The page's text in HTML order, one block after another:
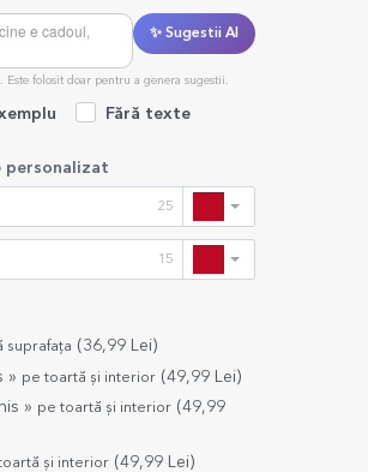
✨ Sugestii AI
Este folosit doar pentru a genera sugestii.
Fără texte
personalizat
25
15
suprafața ( 36,99Lei)
» pe toartă și interior(49,99Lei)
» pe toartă și interior(49,99
și interior(49,99Lei)